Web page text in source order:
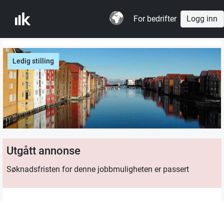
For bedrifter Logg inn
Ledig stilling
Utgått annonse
Søknadsfristen for denne jobbmuligheten er passert